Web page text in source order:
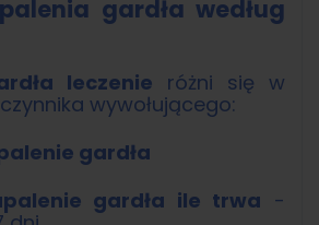
gardła według
leczenie różni się w
wywołującego:
gardła
gardła ile trwa -